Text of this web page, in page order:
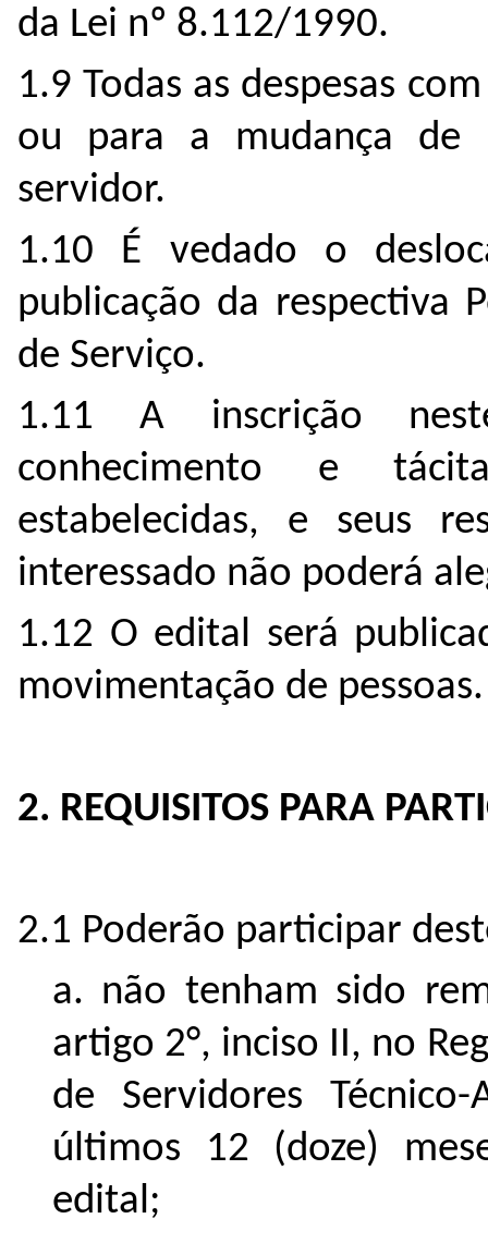
da Lei nº 8.112/1990.
1.9 Todas as despesas
ou para a mudança de
servidor.
1.10 É vedado o
publicação da respectiva
de Serviço.
1.11 A inscrição
conhecimento e
estabelecidas, e seus
interessado não poderá
1.12 O edital será
movimentação de pessoas.
2. REQUISITOS PARA
2.1 Poderão participar
a. não tenham sido
artigo 2°, inciso II, no
de Servidores
últimos 12 (doze)
edital;